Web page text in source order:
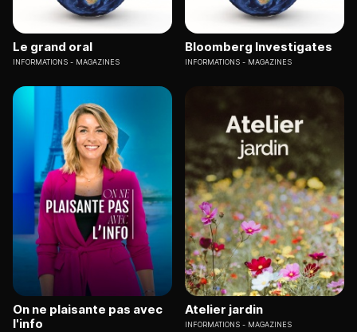
Le grand oral
INFORMATIONS MAGAZINES
Bloomberg Investigates
INFORMATIONS MAGAZINES
On ne plaisante pas avec
l'info
Atelier jardin
INFORMATIONS MAGAZINES